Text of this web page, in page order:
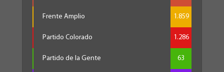
Frente Amplio 1.859
Partido Colorado 1.286
Partido de la Gente 63